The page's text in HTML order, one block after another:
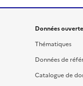
Données
Thématiques
Données de
Catalogue de